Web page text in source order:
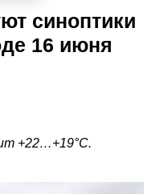
синоптики
16 июня
+22…+19°C.